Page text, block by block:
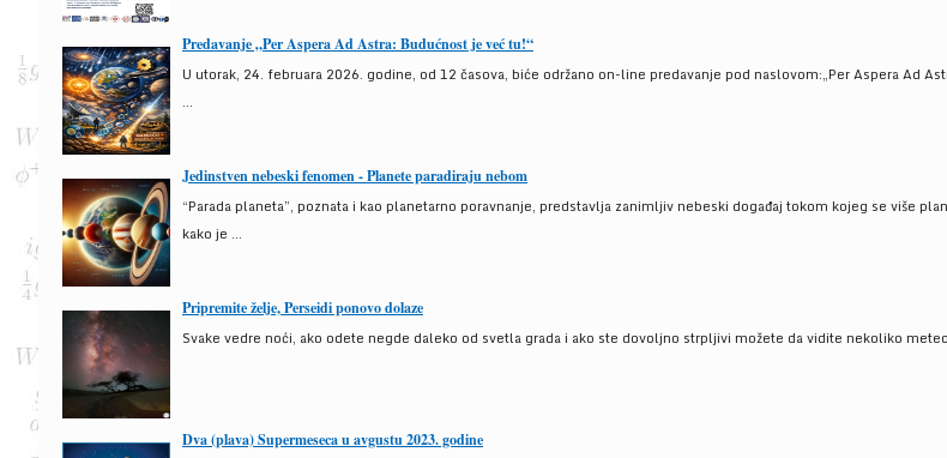
Predavanje „Per Aspera Ad Astra: Budućnost je već tu!“
U utorak, 24. februara 2026. godine, od 12 časova, biće održano on-line predavanje pod naslovom:„Per Aspera Ad
...
Jedinstven nebeski fenomen - Planete paradiraju nebom
“Parada planeta”, poznata i kao planetarno poravnanje, predstavlja zanimljiv nebeski događaj tokom kojeg se više
kako je ...
Pripremite želje, Perseidi ponovo dolaze
Svake vedre noći, ako odete negde daleko od svetla grada i ako ste dovoljno strpljivi možete da vidite nekoliko
Dva (plava) Supermeseca u avgustu 2023. godine